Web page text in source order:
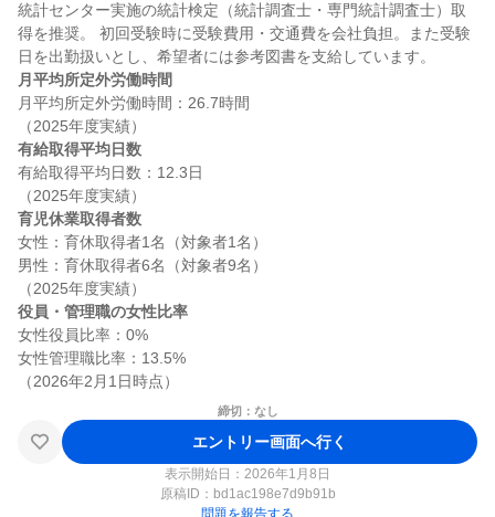
統計センター実施の統計検定（統計調査士・専門統計調査士）取
得を推奨。 初回受験時に受験費用・交通費を会社負担。また受験
月平均所定外労働時間
月平均所定外労働時間：26.7時間
有給取得平均日数
有給取得平均日数：12.3日
育児休業取得者数
女性：育休取得者1名（対象者1名）
男性：育休取得者6名（対象者9名）
役員・管理職の女性比率
女性役員比率：0%
女性管理職比率：13.5%
締切：なし
エントリー画面へ行く
表示開始日：2026年1月8日
原稿ID： bd1ac198e7d9b91b
問題を報告する